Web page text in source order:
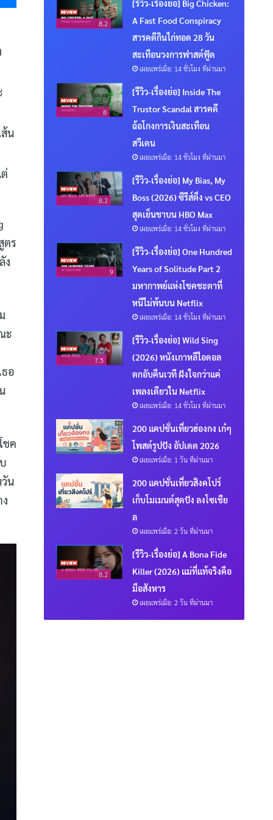
น
ตร
ง
ะ
อ
ชค
น
8.2
[รีวิว-เรื่องย่อ] Big Chicken:
A Fast Food Conspiracy
สารคดีกินไก่ทอด 28 วัน
สะเทือนวงการฟาสต์ฟู้ด
เผยแพร่เมื่อ: 14 ชั่วโมง ที่ผ่านมา
8
[รีวิว-เรื่องย่อ] Inside The
Trustor Scandal สารคดี
ฉ้อโกงการเงินสะเทือน
สวีเดน
เผยแพร่เมื่อ: 14 ชั่วโมง ที่ผ่านมา
8.2
[รีวิว-เรื่องย่อ] My Bias, My
Boss (2026) ซีรีส์ติ่ง vs CEO
สุดเย็นชาบน HBO Max
เผยแพร่เมื่อ: 14 ชั่วโมง ที่ผ่านมา
9
[รีวิว-เรื่องย่อ] One Hundred
Years of Solitude Part 2
มหากาพย์แห่งโชคชะตาที่
หนีไม่พ้นบน Netflix
เผยแพร่เมื่อ: 14 ชั่วโมง ที่ผ่านมา
7.5
[รีวิว-เรื่องย่อ] Wild Sing
(2026) หนังเกาหลีไอดอล
ตกอับคืนเวที ฝังใจกว่าแค่
เพลงเดียวใน Netflix
เผยแพร่เมื่อ: 14 ชั่วโมง ที่ผ่านมา
200 แคปชั่นเที่ยวฮ่องกง เก๋ๆ
โพสต์รูปปัง อัปเดต 2026
เผยแพร่เมื่อ: 1 วัน ที่ผ่านมา
200 แคปชั่นเที่ยวสิงคโปร์
เก็บโมเมนต์สุดปัง ลงโซเชีย
ล
เผยแพร่เมื่อ: 2 วัน ที่ผ่านมา
8.2
[รีวิว-เรื่องย่อ] A Bona Fide
Killer (2026) แม่ที่แท้จริงคือ
มือสังหาร
เผยแพร่เมื่อ: 2 วัน ที่ผ่านมา